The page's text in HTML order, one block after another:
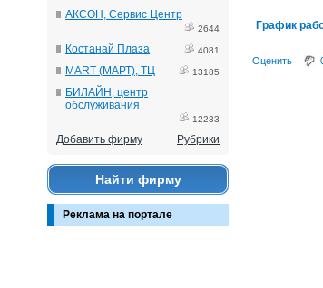
АКСОН, Сервис Центр
2644
Костанай Плаза 4081
MART (МАРТ), ТЦ 13185
БИЛАЙН, центр
обслуживания
12233
Добавить фирму Рубрики
Найти фирму
Реклама на портале
График
Оценить